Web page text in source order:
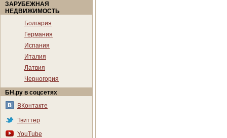
ЗАРУБЕЖНАЯ
НЕДВИЖИМОСТЬ
Болгария
Германия
Испания
Италия
Латвия
Черногория
БН.ру в соцсетях
ВКонтакте
Твиттер
YouTube